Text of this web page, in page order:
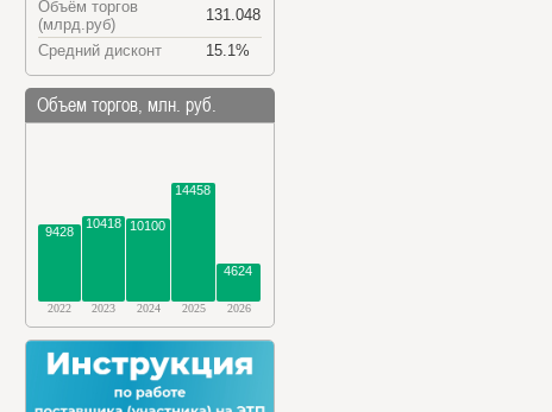
Объём торгов
(млрд.руб)
131.048
Средний дисконт
15.1%
Объем торгов, млн. руб.
9428
10418 10100
14458
4624
2022 2023 2024 2025 2026